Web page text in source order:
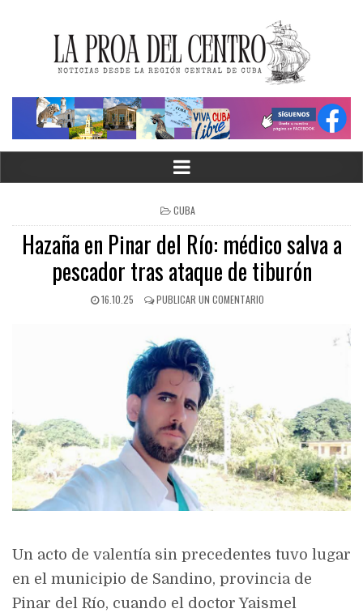
CUBA
Hazaña en Pinar del Río: médico salva a
pescador tras ataque de tiburón
16.10.25 PUBLICAR UN COMENTARIO
Un acto de valentía sin precedentes tuvo lugar
en el municipio de Sandino, provincia de
Pinar del Río, cuando el doctor Yaismel